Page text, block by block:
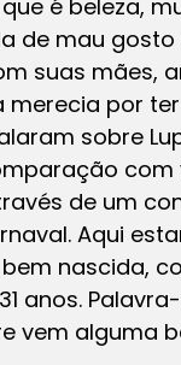
é beleza,
de mau
suas mães,
por
sobre
de um
Aqui
nascida,
Palavra-
vem alguma